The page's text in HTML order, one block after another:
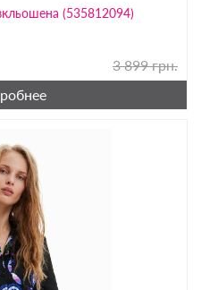
(535812094)
3 899 грн.